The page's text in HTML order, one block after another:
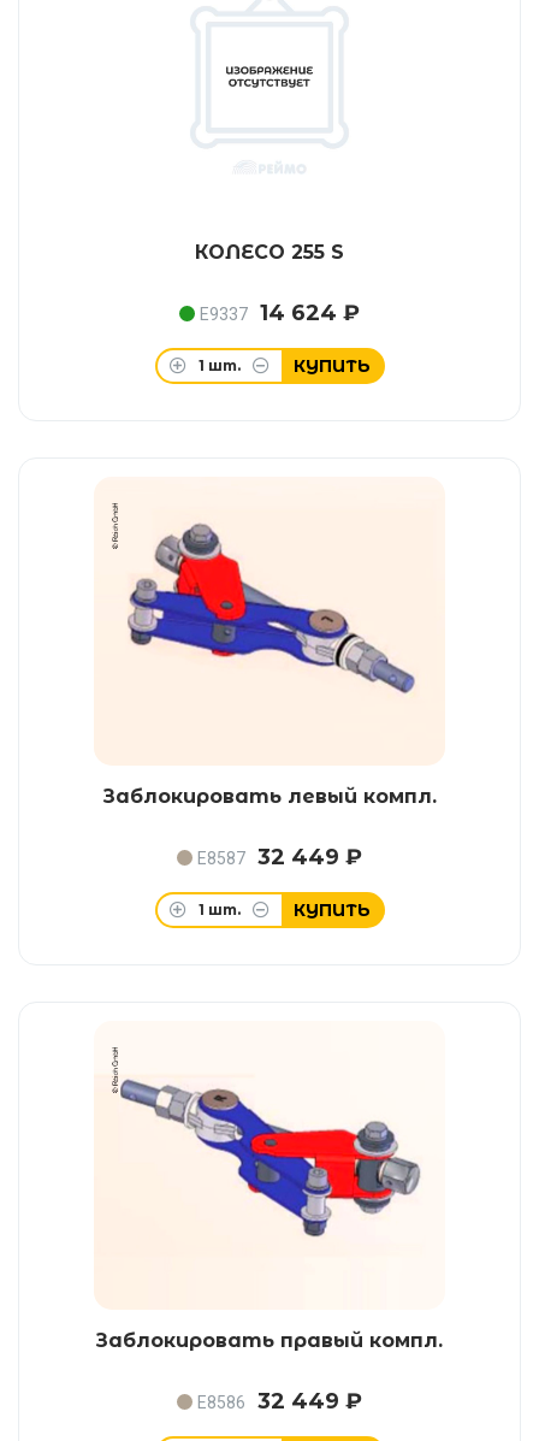
КОЛЕСО 255 S
E9337 14 624 ₽
1 шт. КУПИТЬ
Заблокировать левый компл.
E8587 32 449 ₽
1 шт. КУПИТЬ
Заблокировать правый компл.
E8586 32 449 ₽